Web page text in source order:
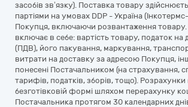
засобів зв’язку). Поставка товару
партіями на умовах DDP - Україна
Покупця, включаючи розвантаження товару.
включає в себе: вартість товару, податок на
(ПДВ), його пакування, маркування,
витрати на доставку за адресою Покупця,
понесені Постачальником (на страхування,
тарифів, податків, зборів, тощо).
безготівковій формі шляхом перерахунку
Постачальника протягом 30 календарних